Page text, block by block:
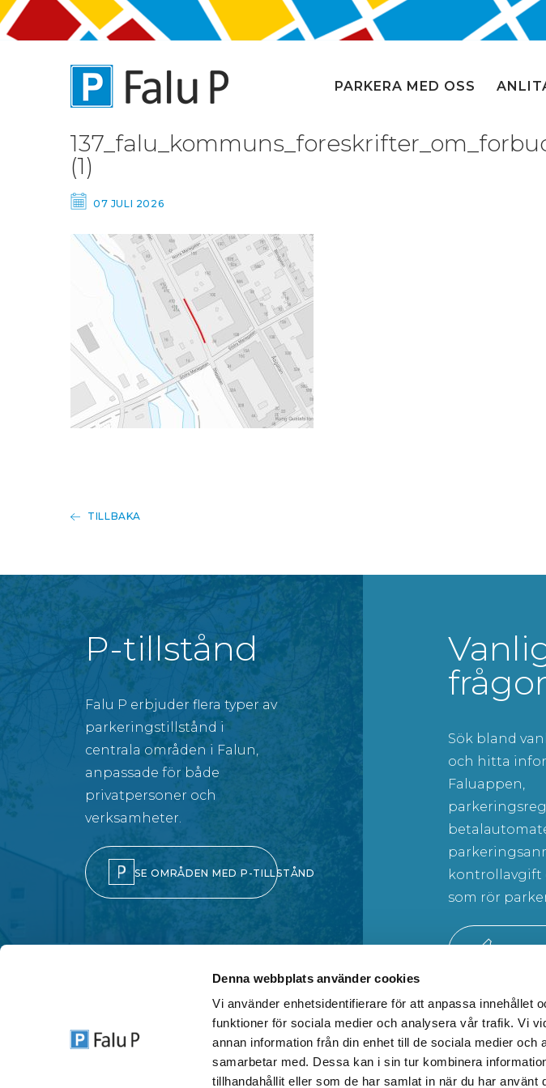
Denna webbplats använder cookies
Vi använder enhetsidentifierare för att anpassa innehållet
funktioner för sociala medier och analysera vår trafik. Vi
annan information från din enhet till de sociala medier och
samarbetar med. Dessa kan i sin tur kombinera
tillhandahållit eller som de har samlat in när du har använt
PARKERA MED OSS
(1)
07 JULI 2026
TILLBAKA
P-tillstånd
Falu P erbjuder flera typer av
parkeringstillstånd i
centrala områden i Falun,
anpassade för både
privatpersoner och
verksamheter.
SE OMRÅDEN MED P-TILLSTÅND
frågor
Sök bland
och hitta
Faluappen,
kontrollavgift
som rör
TELEFON